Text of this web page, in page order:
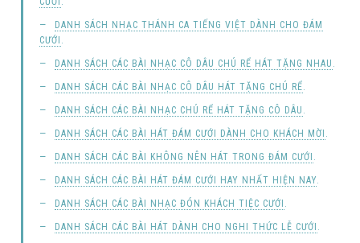
DANH SÁCH NHẠC THÁNH CA TIẾNG VIỆT DÀNH CHO ĐÁM
CƯỚI
DANH SÁCH CÁC BÀI NHẠC CÔ DÂU CHÚ RỂ HÁT TẶNG NHAU
DANH SÁCH CÁC BÀI NHẠC CÔ DÂU HÁT TẶNG CHÚ RỂ
DANH SÁCH CÁC BÀI NHẠC CHÚ RỂ HÁT TẶNG CÔ DÂU
DANH SÁCH CÁC BÀI HÁT ĐÁM CƯỚI DÀNH CHO KHÁCH MỜI
DANH SÁCH CÁC BÀI KHÔNG NÊN HÁT TRONG ĐÁM CƯỚI
DANH SÁCH CÁC BÀI HÁT ĐÁM CƯỚI HAY NHẤT HIỆN NAY
DANH SÁCH CÁC BÀI NHẠC ĐÓN KHÁCH TIỆC CƯỚI
DANH SÁCH CÁC BÀI HÁT DÀNH CHO NGHI THỨC LỄ CƯỚI